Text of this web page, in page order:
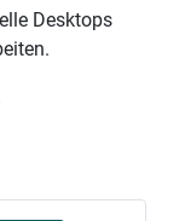
Desktops